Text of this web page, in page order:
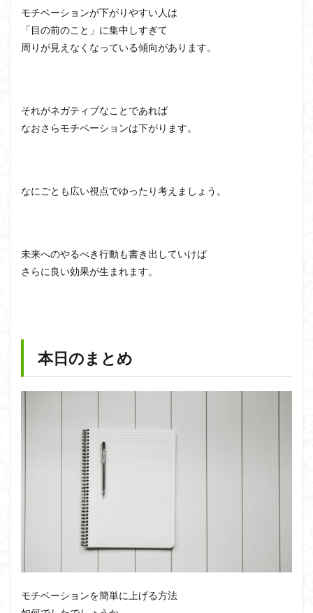
モチベーションが下がりやすい人は
「目の前のこと」に集中しすぎて
周りが見えなくなっている傾向があります。
それがネガティブなことであれば
なおさらモチベーションは下がります。
なにごとも広い視点でゆったり考えましょう。
未来へのやるべき行動も書き出していけば
さらに良い効果が生まれます。
本日のまとめ
モチベーションを簡単に上げる方法